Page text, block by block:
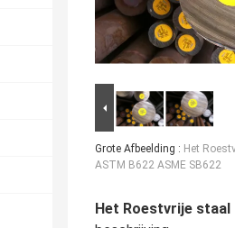
Grote Afbeelding : Het
ASTM B622 ASME SB622
Het Roestvrije staal